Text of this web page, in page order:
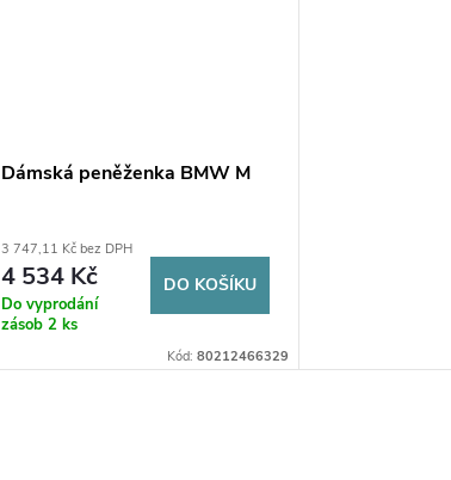
Dámská peněženka BMW M
3 747,11 Kč bez DPH
4 534 Kč
Do vyprodání
zásob 2 ks
DO KOŠÍKU
Kód: 80212466329